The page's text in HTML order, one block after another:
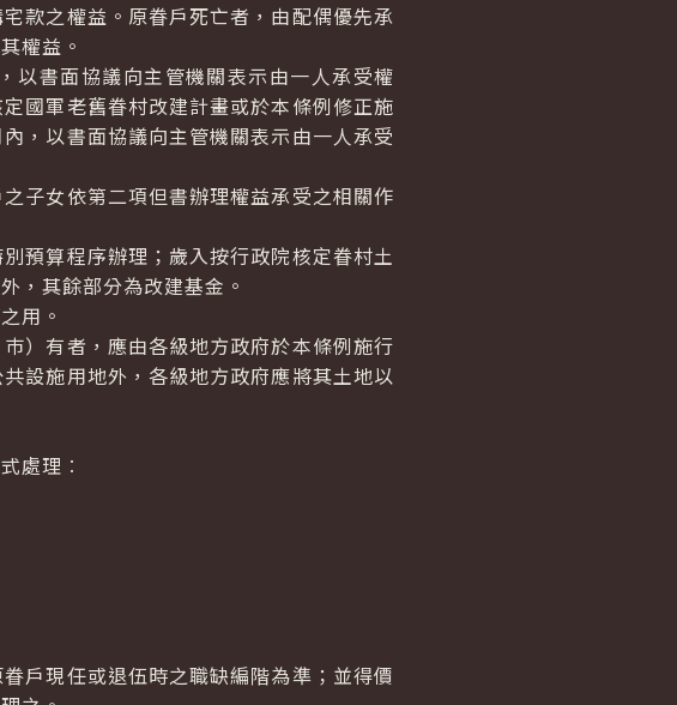
之權益。原眷戶死亡者，由配偶優先承
權益。
以書面協議向主管機關表示由一人承受權
國軍老舊眷村改建計畫或於本條例修正施
，以書面協議向主管機關表示由一人承受
子女依第二項但書辦理權益承受之相關作
算程序辦理；歲入按行政院核定眷村土
，其餘部分為改建基金。
用。
）有者，應由各級地方政府於本條例施行
設施用地外，各級地方政府應將其土地以
處理︰
現任或退伍時之職缺編階為準；並得價